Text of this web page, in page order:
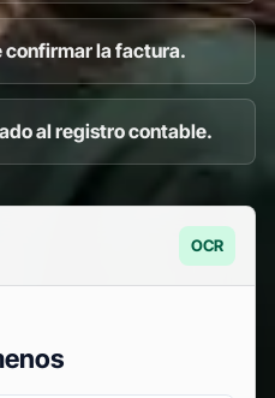
confirmar la factura.
al registro contable.
OCR